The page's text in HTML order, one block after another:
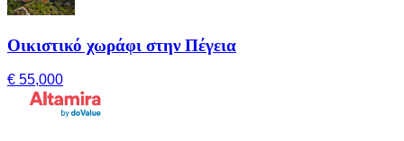
Οικιστικό χωράφι στην Πέγεια
€ 55,000